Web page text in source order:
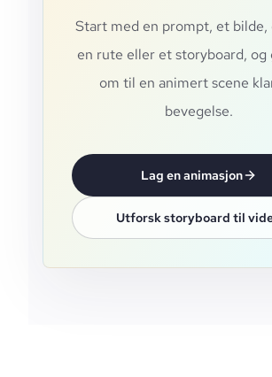
Start med en prompt, et bilde,
en rute eller et storyboard, og
om til en animert scene
bevegelse.
Lag en animasjon
Utforsk storyboard til